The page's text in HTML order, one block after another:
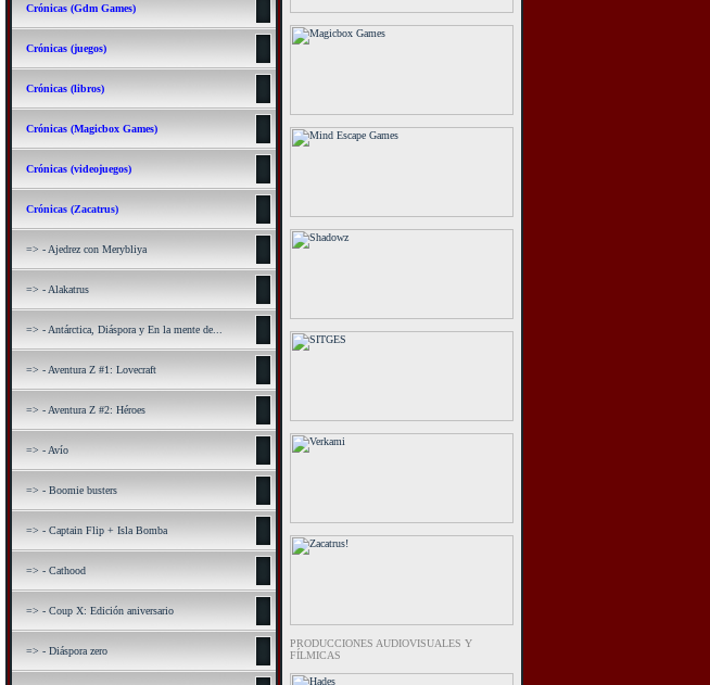
Crónicas (Gdm Games)
Crónicas (juegos)
Crónicas (libros)
Crónicas (Magicbox Games)
Crónicas (videojuegos)
Crónicas (Zacatrus)
=> - Ajedrez con Merybliya
=> - Alakatrus
=> - Antárctica, Diáspora y En la mente de...
=> - Aventura Z #1: Lovecraft
=> - Aventura Z #2: Héroes
=> - Avío
=> - Boomie busters
=> - Captain Flip + Isla Bomba
=> - Cathood
=> - Coup X: Edición aniversario
=> - Diáspora zero
PRODUCCIONES AUDIOVISUALES Y
FÍLMICAS